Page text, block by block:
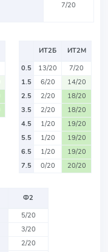
7/20
ИТ2Б
ИТ2М
0.5
13/20
7/20
1.5
6/20
14/20
2.5
2/20
18/20
3.5
2/20
18/20
4.5
1/20
19/20
5.5
1/20
19/20
6.5
1/20
19/20
7.5
0/20 20/20
Ф2
5/20
3/20
2/20